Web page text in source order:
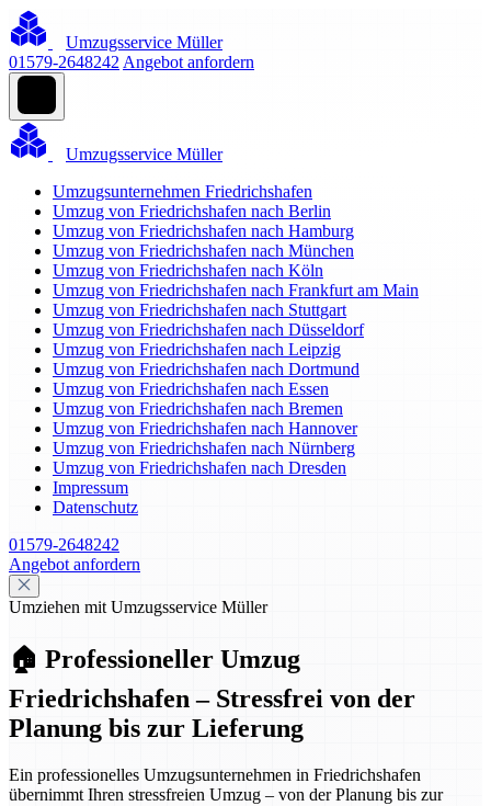
Umzugsservice Müller
01579-2648242 Angebot anfordern
Umzugsservice Müller
Umzugsunternehmen Friedrichshafen
Umzug von Friedrichshafen nach Berlin
Umzug von Friedrichshafen nach Hamburg
Umzug von Friedrichshafen nach München
Umzug von Friedrichshafen nach Köln
Umzug von Friedrichshafen nach Frankfurt am Main
Umzug von Friedrichshafen nach Stuttgart
Umzug von Friedrichshafen nach Düsseldorf
Umzug von Friedrichshafen nach Leipzig
Umzug von Friedrichshafen nach Dortmund
Umzug von Friedrichshafen nach Essen
Umzug von Friedrichshafen nach Bremen
Umzug von Friedrichshafen nach Hannover
Umzug von Friedrichshafen nach Nürnberg
Umzug von Friedrichshafen nach Dresden
Impressum
Datenschutz
01579-2648242
Angebot anfordern
Umziehen mit Umzugsservice Müller
🏠 Professioneller Umzug
Friedrichshafen – Stressfrei von der
Planung bis zur Lieferung
Ein professionelles Umzugsunternehmen in Friedrichshafen
übernimmt Ihren stressfreien Umzug – von der Planung bis zur